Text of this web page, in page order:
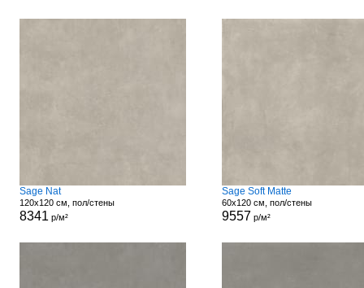
Sage Nat
120x120 см, пол/стены
8341 р/м²
Sage Soft Matte
60x120 см, пол/стены
9557 р/м²